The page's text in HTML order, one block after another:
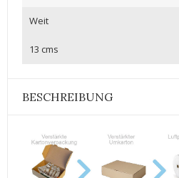
Weit
13 cms
BESCHREIBUNG